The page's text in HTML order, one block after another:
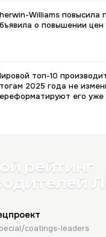
Williams повысила
о повышении цен
топ-10
2025 года не
его
рейтинг
coatings-leaders